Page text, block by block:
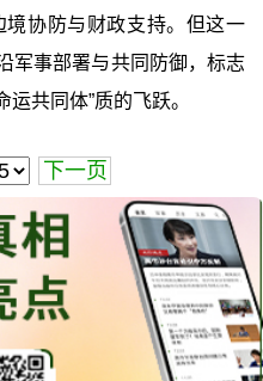
协防与财政支持。但这一
军事部署与共同防御，标志
运共同体”质的飞跃。
下一页